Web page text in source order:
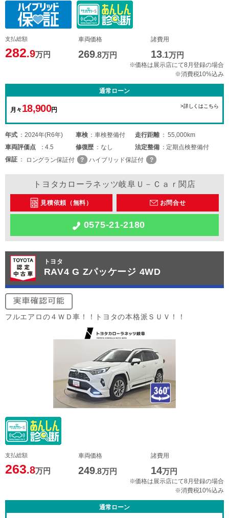
支払総額
282.9万円
車両価格
269.8万円
諸費用
13.1万円
※価格は展示店にて8月登録の場合
※消費税10%込み
通常ローン
月々 18,900円
>詳しくはこちら
年式 2024年(R6年) 車検 車検整備付 走行距離
55,000km
車両評価点 4.5 修復歴 なし 法定整備
定期点検整備付
保証
ロングラン保証付 ハイブリッド保証付
トヨタカローラネッツ岐阜Ｕ－Ｃａｒ関店
見積依頼（無料） お問合せ
0575-21-2180
トヨタ
RAV4 G Zパッケージ 4WD
フルエアロの４ＷＤ車！！トヨタの本格派ＳＵＶ！！
支払総額
263.8万円
車両価格
249.8万円
諸費用
14万円
※価格は展示店にて8月登録の場合
※消費税10%込み
通常ローン